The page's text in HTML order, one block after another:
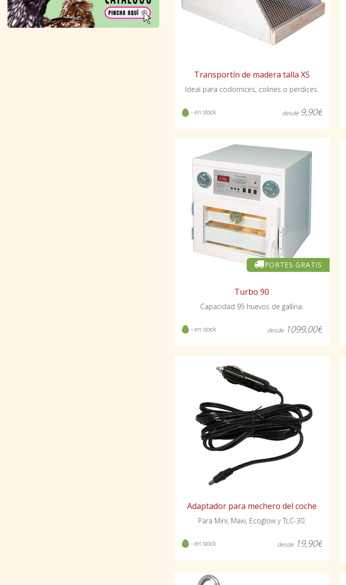
Transportín de madera talla XS
Ideal para codornices, colines o perdices.
- en stock desde 9,90€
PORTES GRATIS
Turbo 90
Capacidad 95 huevos de gallina.
- en stock desde 1099,00€
Adaptador para mechero del coche
Para Mini, Maxi, Ecoglow y TLC-30.
- en stock desde 19,90€